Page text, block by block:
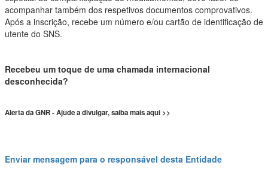
acompanhar também dos respetivos documentos comprovativos.
Após a inscrição, recebe um número e/ou cartão de identificação de
utente do SNS.
Recebeu um toque de uma chamada internacional
desconhecida?
Alerta da GNR - Ajude a divulgar, saiba mais aqui >>
Enviar mensagem para o responsável desta Entidade